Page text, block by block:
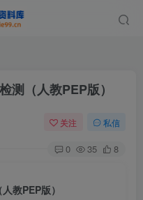
测（人教PEP版）
关注 私信
0 35 8
教PEP版）